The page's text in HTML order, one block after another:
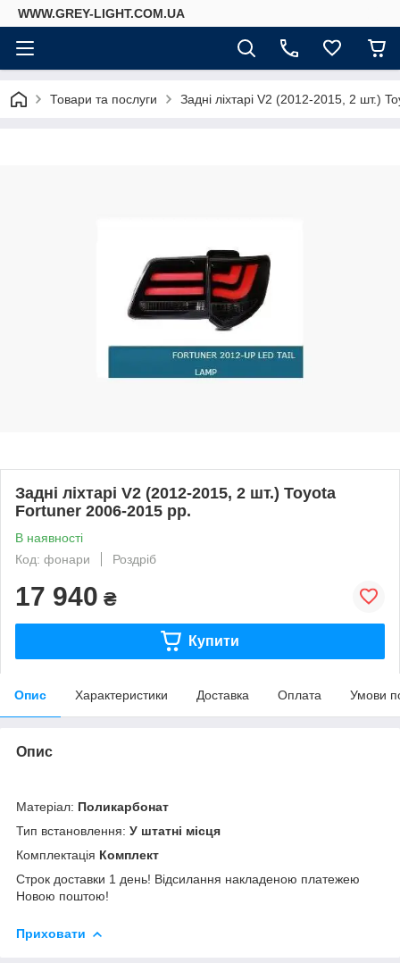
WWW.GREY-LIGHT.COM.UA
Товари та послуги Задні ліхтарі V2 (2012-2015, 2 шт.)
Задні ліхтарі V2 (2012-2015, 2 шт.) Toyota
Fortuner 2006-2015 рр.
В наявності
Код: фонари
Роздріб
17 940 ₴
Купити
Опис Характеристики Доставка Оплата Умови
Опис
Матеріал: Поликарбонат
Тип встановлення: У штатні місця
Комплектація Комплект
Строк доставки 1 день! Відсилання накладеною платежею
Новою поштою!
Приховати